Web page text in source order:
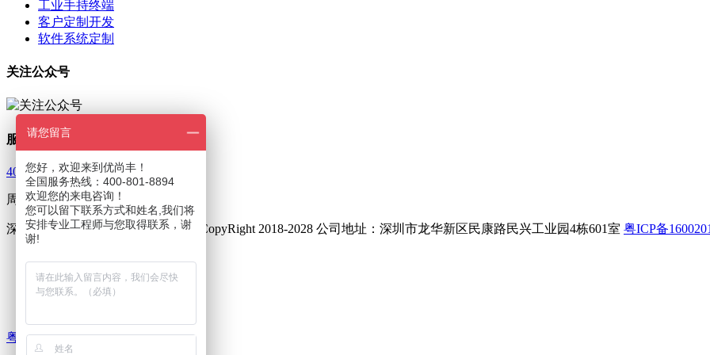
工业手持终端
客户定制开发
软件系统定制
关注公众号
服务热线
400-801-8894
周一至周五 9：00—18：00
深圳市优尚丰通讯设备有限公司 © CopyRight 2018-2028 公司地址：深圳市龙华新区民康路民兴工业园4栋601室 粤ICP备
三防手机
三防对讲手机
粤ICP备16002014号
请您留言
您好，欢迎来到优尚丰！
全国服务热线：400-801-8894
欢迎您的来电咨询！
您可以留下联系方式和姓名,我们将
安排专业工程师与您取得联系，谢
谢!